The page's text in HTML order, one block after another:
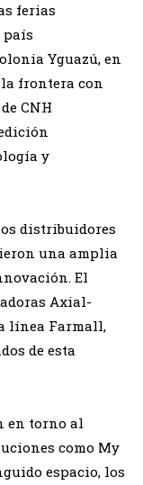
ferias
país
Yguazú, en
frontera con
CNH
y
distribuidores
una amplia
El
Axial-
línea Farmall,
de esta
en torno al
como My
espacio, los